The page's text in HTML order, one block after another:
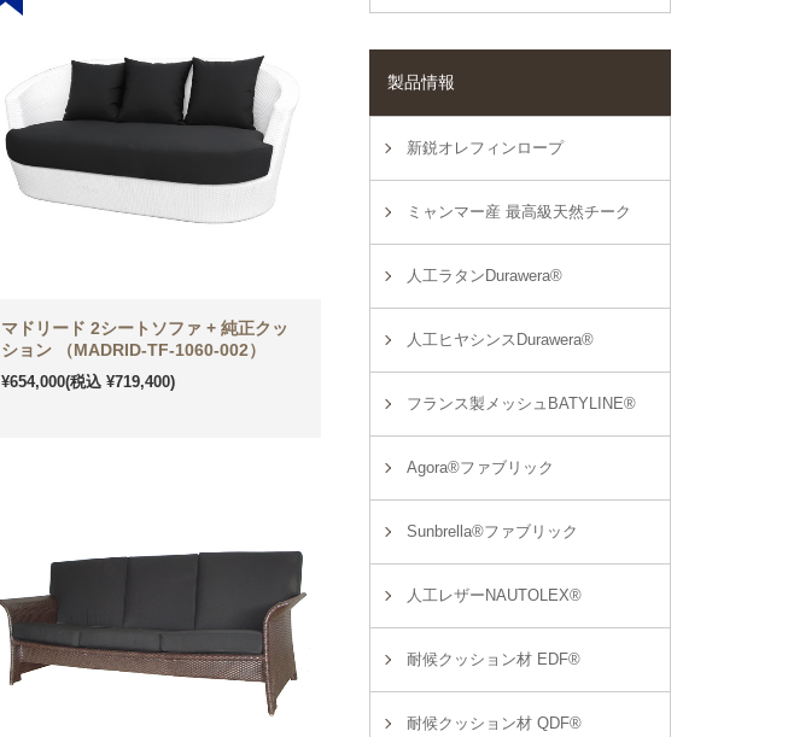
マドリード 2シートソファ + 純正クッ
ション （MADRID-TF-1060-002）
¥654,000(税込 ¥719,400)
製品情報
新鋭オレフィンロープ
ミャンマー産 最高級天然チーク
人工ラタンDurawera®
人工ヒヤシンスDurawera®
フランス製メッシュBATYLINE®
Agora®ファブリック
Sunbrella®ファブリック
人工レザーNAUTOLEX®
耐候クッション材 EDF®
耐候クッション材 QDF®